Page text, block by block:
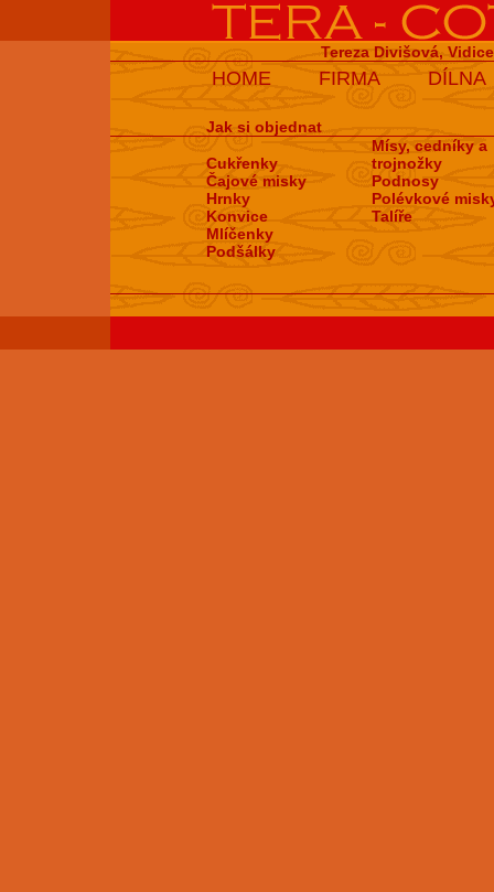
Tereza Divišová,
HOME FIRMA DÍLNA
Jak si objednat
Cukřenky
Čajové misky
Hrnky
Konvice
Mlíčenky
Podšálky
Mísy, cedníky a
trojnožky
Podnosy
Polévkové
Talíře